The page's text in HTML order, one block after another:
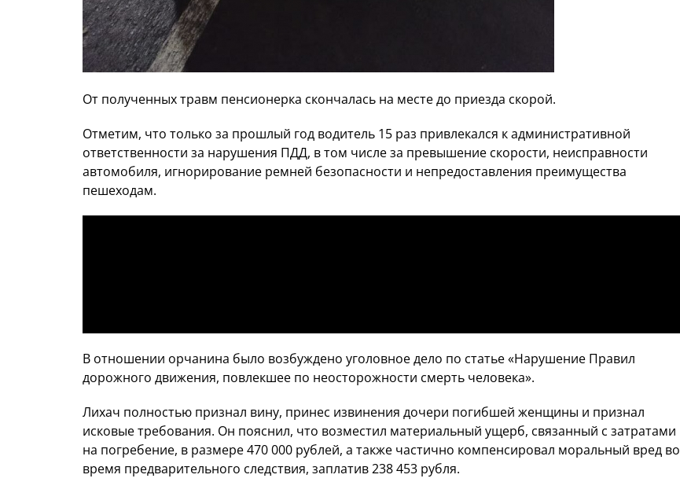
От полученных травм пенсионерка скончалась на месте до приезда скорой.
Отметим, что только за прошлый год водитель 15 раз привлекался к административной
ответственности за нарушения ПДД, в том числе за превышение скорости, неисправности
автомобиля, игнорирование ремней безопасности и непредоставления преимущества
пешеходам.
В отношении орчанина было возбуждено уголовное дело по статье «Нарушение Правил
дорожного движения, повлекшее по неосторожности смерть человека».
Лихач полностью признал вину, принес извинения дочери погибшей женщины и признал
исковые требования. Он пояснил, что возместил материальный ущерб, связанный с затратами
на погребение, в размере 470 000 рублей, а также частично компенсировал моральный вред во
время предварительного следствия, заплатив 238 453 рубля.